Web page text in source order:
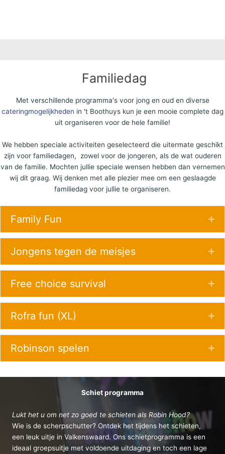
Familiedag
Met verschillende programma's voor jong en oud en diverse
cateringmogelijkheden in 't Boothuys kun je een mooie complete dag
uit organiseren voor de hele familie!
We hebben speciale activiteiten geselecteerd die uitermate geschikt
zijn voor familiedagen, zowel voor de jongeren, als de wat ouderen
van de familie. Mochten jullie speciale wensen hebben dan vernemen
wij dit graag. Wij denken met alle plezier mee om een geslaagde
familiedag voor jullie te organiseren.
Family Fun
Jongens tegen de meisjes
Free choice survival
Rofra fun (XL)
Robinson spelen
Schiet programma
Lukt het u om net zo goed te schieten als Robin Hood?
Wie is de scherpschutter? Ontdek het tijdens het schieten,
een leuk uitje in Valkenswaard. Ons schietprogramma is een
ideaal groepsuitje met voldoende uitdaging en toch een lage